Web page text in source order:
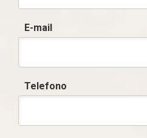
E-mail
Telefono